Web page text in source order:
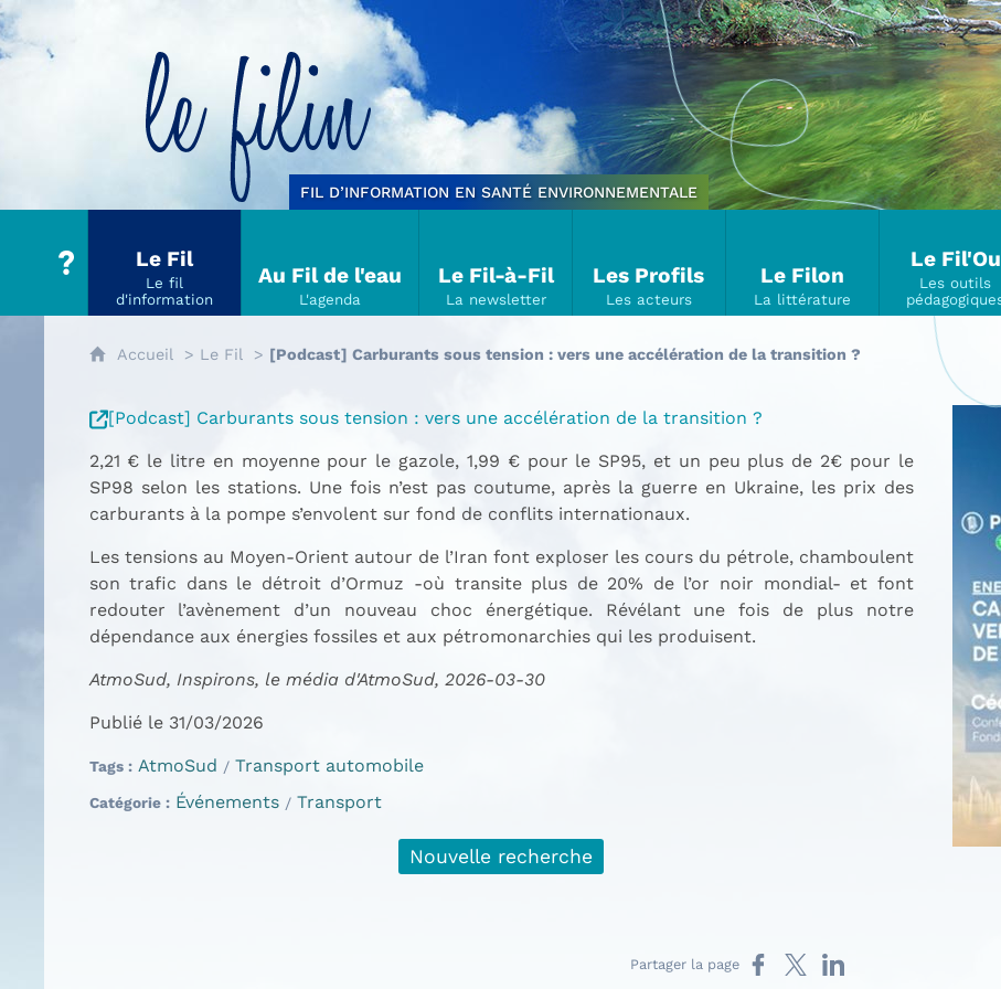
FIL D’INFORMATION EN SANTÉ ENVIRONNEMENTALE
Le Fil
Au Fil de l'eau Le Fil-à-Fil Les Profils Le Filon
Le Fil'Ou
Accueil Le Fil [Podcast] Carburants sous tension : vers une accélération de la transition ?
[Podcast] Carburants sous tension : vers une accélération de la transition ?
2,21 € le litre en moyenne pour le gazole, 1,99 € pour le SP95, et un peu plus de 2€ pour le
SP98 selon les stations. Une fois n’est pas coutume, après la guerre en Ukraine, les prix des
carburants à la pompe s’envolent sur fond de conflits internationaux.
Les tensions au Moyen-Orient autour de l’Iran font exploser les cours du pétrole, chamboulent
son trafic dans le détroit d’Ormuz -où transite plus de 20% de l’or noir mondial- et font
redouter l’avènement d’un nouveau choc énergétique. Révélant une fois de plus notre
dépendance aux énergies fossiles et aux pétromonarchies qui les produisent.
AtmoSud, Inspirons, le média d'AtmoSud, 2026-03-30
Publié le 31/03/2026
Tags AtmoSud Transport automobile
Catégorie Événements Transport
Nouvelle recherche
Partager la page Partager sur Facebook
Partager sur X
Partager sur LinkedIn